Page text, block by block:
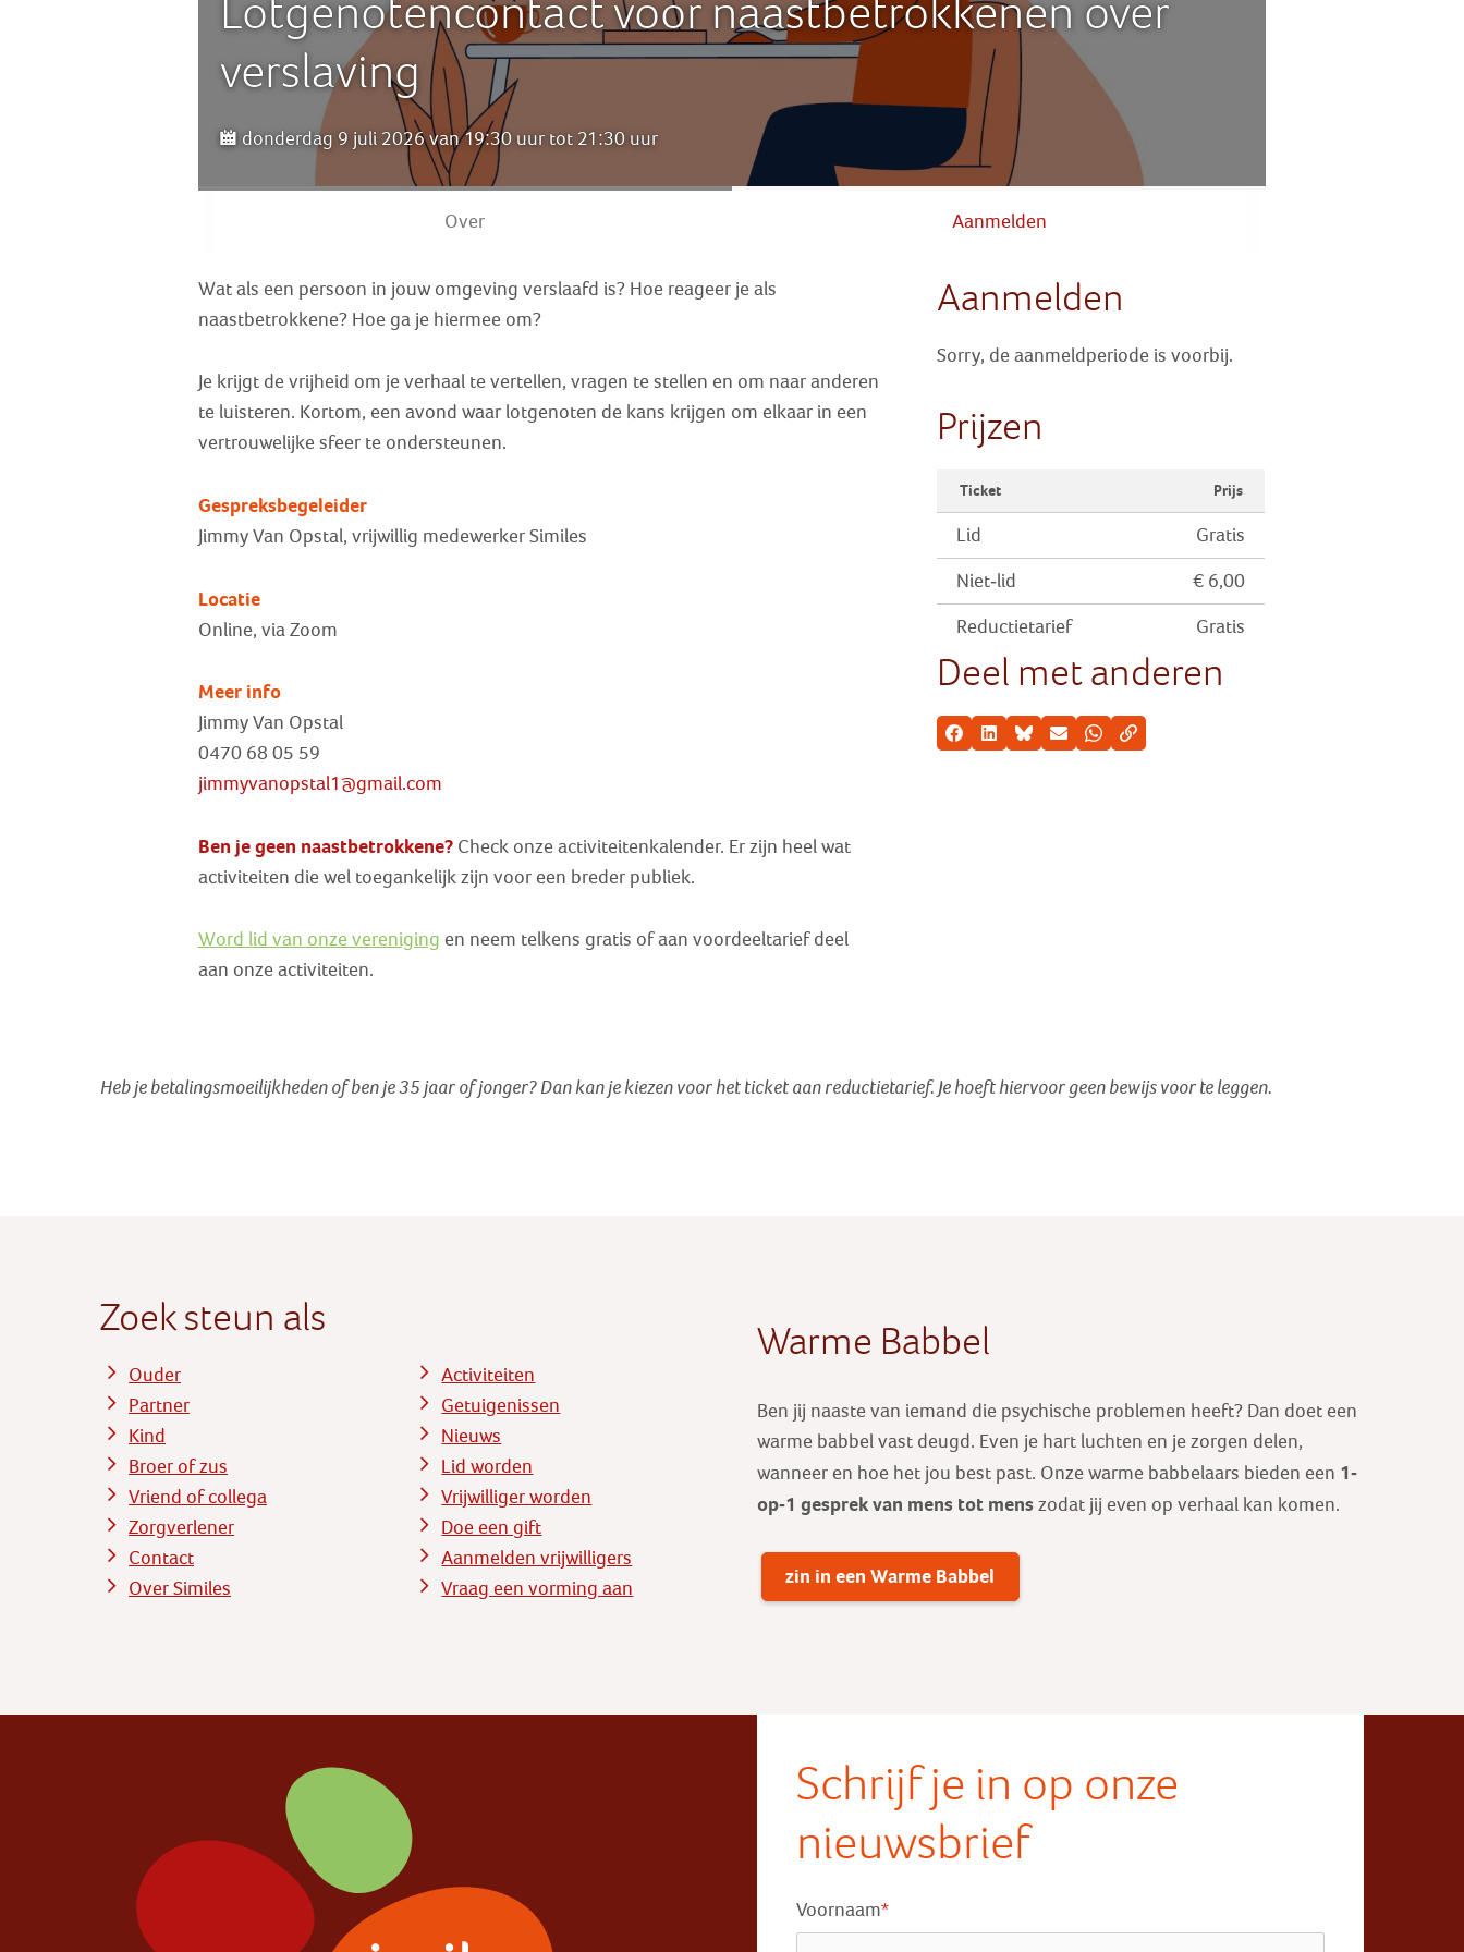
Lotgenotencontact voor naastbetrokkenen over
verslaving
donderdag 9 juli 2026 van 19:30 uur tot 21:30 uur
Over Aanmelden
Wat als een persoon in jouw omgeving verslaafd is? Hoe reageer je als
naastbetrokkene? Hoe ga je hiermee om?
Je krijgt de vrijheid om je verhaal te vertellen, vragen te stellen en om naar anderen
te luisteren. Kortom, een avond waar lotgenoten de kans krijgen om elkaar in een
vertrouwelijke sfeer te ondersteunen.
Gespreksbegeleider
Jimmy Van Opstal, vrijwillig medewerker Similes
Locatie
Online, via Zoom
Meer info
Jimmy Van Opstal
0470 68 05 59
jimmyvanopstal1@gmail.com
Ben je geen naastbetrokkene?Check onze activiteitenkalender. Er zijn heel wat
activiteiten die wel toegankelijk zijn voor een breder publiek.
Word lid van onze vereniging en neem telkens gratis of aan voordeeltarief deel
aan onze activiteiten.
Aanmelden
Sorry, de aanmeldperiode is voorbij.
Prijzen
Ticket Prijs
Lid Gratis
Niet-lid € 6,00
Reductietarief Gratis
Deel met anderen
Facebook
LinkedInBlueskyE-mailWhatsappKopieer link
Heb je betalingsmoeilijkheden of ben je 35 jaar of jonger? Dan kan je kiezen voor het ticket aan reductietarief. Je hoeft hiervoor geen bewijs voor te leggen.
Zoek steun als
Ouder
Partner
Kind
Broer of zus
Vriend of collega
Zorgverlener
Contact
Over Similes
Activiteiten
Getuigenissen
Nieuws
Lid worden
Vrijwilliger worden
Doe een gift
Aanmelden vrijwilligers
Vraag een vorming aan
Warme Babbel
Ben jij naaste van iemand die psychische problemen heeft? Dan doet een
warme babbel vast deugd. Even je hart luchten en je zorgen delen,
wanneer en hoe het jou best past. Onze warme babbelaars bieden een 1-
op-1 gesprek van mens tot mens zodat jij even op verhaal kan komen.
zin in een Warme Babbel
Schrijf je in op onze
nieuwsbrief
Voornaam*